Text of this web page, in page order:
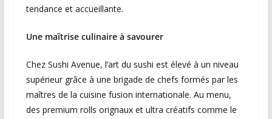
tendance et accueillante.
Une maîtrise culinaire à savourer
Chez Sushi Avenue, l’art du sushi est élevé à un niveau
supérieur grâce à une brigade de chefs formés par les
maîtres de la cuisine fusion internationale. Au menu,
des premium rolls orignaux et ultra créatifs comme le